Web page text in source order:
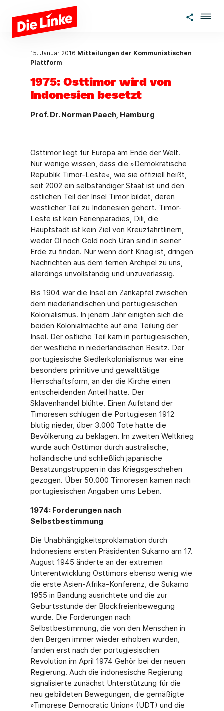
Zum Hauptinhalt springen
15. Januar 2016 Mitteilungen der Kommunistischen
Plattform
1975: Osttimor wird von
Indonesien besetzt
Prof. Dr. Norman Paech, Hamburg
Osttimor liegt für Europa am Ende der Welt.
Nur wenige wissen, dass die »Demokratische
Republik Timor-Leste«, wie sie offiziell heißt,
seit 2002 ein selbständiger Staat ist und den
östlichen Teil der Insel Timor bildet, deren
westlicher Teil zu Indonesien gehört. Timor-
Leste ist kein Ferienparadies, Dili, die
Hauptstadt ist kein Ziel von Kreuzfahrtlinern,
weder Öl noch Gold noch Uran sind in seiner
Erde zu finden. Nur wenn dort Krieg ist, dringen
Nachrichten aus dem fernen Archipel zu uns,
allerdings unvollständig und unzuverlässig.
Bis 1904 war die Insel ein Zankapfel zwischen
dem niederländischen und portugiesischen
Kolonialismus. In jenem Jahr einigten sich die
beiden Kolonialmächte auf eine Teilung der
Insel. Der östliche Teil kam in portugiesischen,
der westliche in niederländischen Besitz. Der
portugiesische Siedlerkolonialismus war eine
besonders primitive und gewalttätige
Herrschaftsform, an der die Kirche einen
entscheidenden Anteil hatte. Der
Sklavenhandel blühte. Einen Aufstand der
Timoresen schlugen die Portugiesen 1912
blutig nieder, über 3.000 Tote hatte die
Bevölkerung zu beklagen. Im zweiten Weltkrieg
wurde auch Osttimor durch australische,
holländische und schließlich japanische
Besatzungstruppen in das Kriegsgeschehen
gezogen. Über 50.000 Timoresen kamen nach
portugiesischen Angaben ums Leben.
1974: Forderungen nach
Selbstbestimmung
Die Unabhängigkeitsproklamation durch
Indonesiens ersten Präsidenten Sukarno am 17.
August 1945 änderte an der extremen
Unterentwicklung Osttimors ebenso wenig wie
die erste Asien-Afrika-Konferenz, die Sukarno
1955 in Bandung ausrichtete und die zur
Geburtsstunde der Blockfreienbewegung
wurde. Die Forderungen nach
Selbstbestimmung, die von den Menschen in
den Bergen immer wieder erhoben wurden,
fanden erst nach der portugiesischen
Revolution im April 1974 Gehör bei der neuen
Regierung. Auch die indonesische Regierung
signalisierte zunächst Unterstützung für die
neu gebildeten Bewegungen, die gemäßigte
»Timorese Democratic Union« (UDT) und die